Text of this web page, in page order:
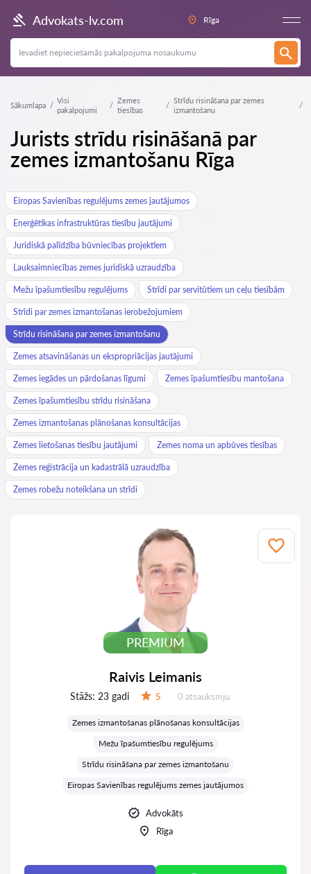
Advokats-lv.com Rīga
Sākumlapa
Visi
pakalpojumi
Zemes
tiesības
Strīdu risināšana par zemes
izmantošanu
Jurists strīdu risināšanā par
zemes izmantošanu Rīga
Eiropas Savienības regulējums zemes jautājumos
Enerģētikas infrastruktūras tiesību jautājumi
Juridiskā palīdzība būvniecības projektiem
Lauksaimniecības zemes juridiskā uzraudzība
Mežu īpašumtiesību regulējums Strīdi par servitūtiem un ceļu tiesībām
Strīdi par zemes izmantošanas ierobežojumiem
Strīdu risināšana par zemes izmantošanu
Zemes atsavināšanas un ekspropriācijas jautājumi
Zemes iegādes un pārdošanas līgumi Zemes īpašumtiesību mantošana
Zemes īpašumtiesību strīdu risināšana
Zemes izmantošanas plānošanas konsultācijas
Zemes lietošanas tiesību jautājumi Zemes noma un apbūves tiesības
Zemes reģistrācija un kadastrālā uzraudzība
Zemes robežu noteikšana un strīdi
PREMIUM
Raivis Leimanis
Stāžs: 23 gadi 5 Atsauksmes:
0 atsauksmju
Zemes izmantošanas plānošanas konsultācijas
Mežu īpašumtiesību regulējums
Strīdu risināšana par zemes izmantošanu
Eiropas Savienības regulējums zemes jautājumos
Advokāts
Rīga